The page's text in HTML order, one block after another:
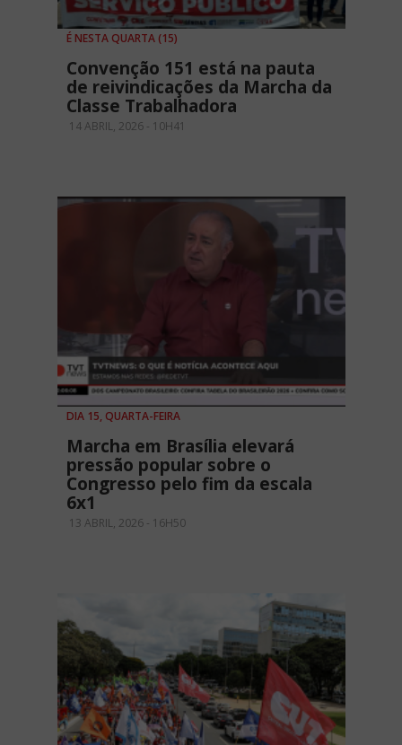
É NESTA QUARTA (15)
Convenção 151 está na pauta
de reivindicações da Marcha da
Classe Trabalhadora
14 ABRIL, 2026 - 10H41
DIA 15, QUARTA-FEIRA
Marcha em Brasília elevará
pressão popular sobre o
Congresso pelo fim da escala
6x1
13 ABRIL, 2026 - 16H50